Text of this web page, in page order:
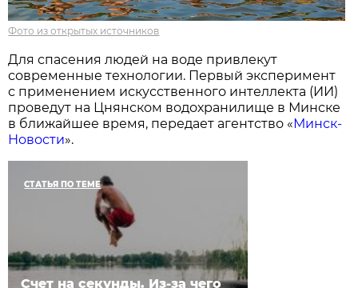
Фото из открытых источников
Для спасения людей на воде привлекут
современные технологии. Первый эксперимент
с применением искусственного интеллекта (ИИ)
проведут на Цнянском водохранилище в Минске
в ближайшее время, передает агентство «Минск-
Новости».
СТАТЬЯ ПО ТЕМЕ
Счет на секунды. Из-за чего